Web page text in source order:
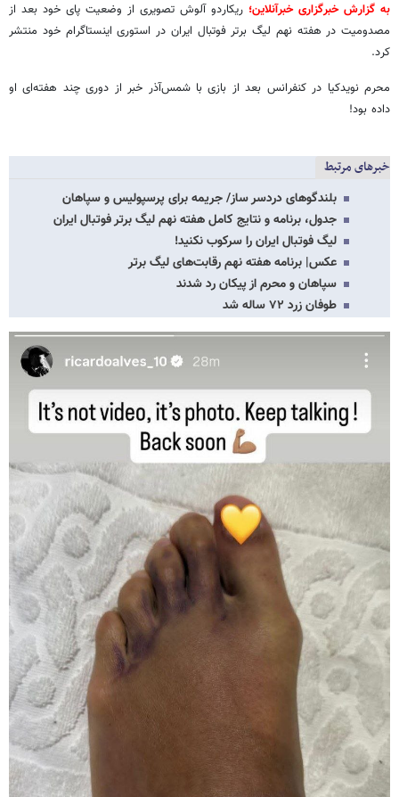
به گزارش خبرگزاری خبرآنلاین؛ ریکاردو آلوش تصویری از وضعیت پای خود بعد از
مصدومیت در هفته نهم لیگ برتر فوتبال ایران در استوری اینستاگرام خود منتشر
کرد.
محرم نویدکیا در کنفرانس بعد از بازی با شمس‌آذر خبر از دوری چند هفته‌ای او
داده بود!
خبرهای مرتبط
بلندگوهای دردسر ساز/ جریمه برای پرسپولیس و سپاهان
جدول، برنامه و نتایج کامل هفته نهم لیگ برتر فوتبال ایران
لیگ فوتبال ایران را سرکوب نکنید!
عکس| برنامه هفته نهم رقابت‌های لیگ برتر
سپاهان و محرم از پیکان رد شدند
طوفان زرد ۷۲ ساله شد